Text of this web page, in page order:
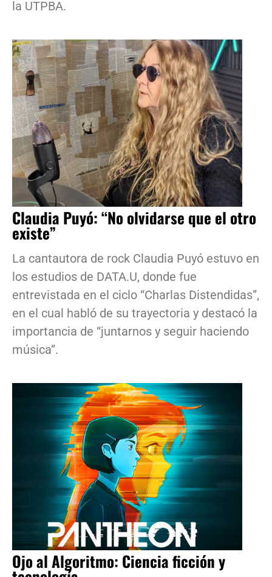
la UTPBA.
Claudia Puyó: “No olvidarse que el otro
existe”
La cantautora de rock Claudia Puyó estuvo en
los estudios de DATA.U, donde fue
entrevistada en el ciclo “Charlas Distendidas”,
en el cual habló de su trayectoria y destacó la
importancia de “juntarnos y seguir haciendo
música”.
Ojo al Algoritmo: Ciencia ficción y